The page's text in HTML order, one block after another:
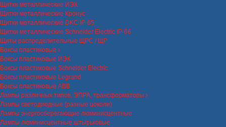
Щитки металлические ИЭК
Щитки металлические Кронус
Щитки металлические DKC IP-65
Щитки металлические Schneider Electric IP-66
Щиты распределительные ЩРС / ЩР
Боксы пластиковые
Боксы пластиковые ИЭК
Боксы пластиковые Schneider Electric
Боксы пластиковые Legrand
Боксы пластиковые ABB
Лампы различных типов, ЭПРА, трансформаторы
Лампы светодиодные (разные цоколи)
Лампы энергосберегающие люминисцентные
Лампы люминисцентные штырьковые